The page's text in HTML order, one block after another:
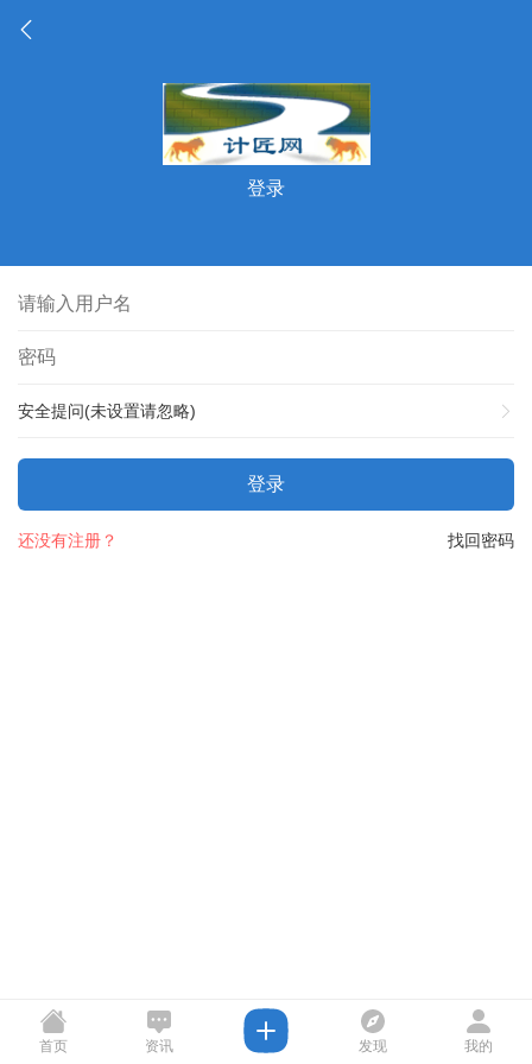
登录
安全提问(未设置请忽略)
登录
找回密码
还没有注册？
首页 资讯 发现 我的